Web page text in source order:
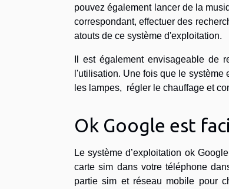
pouvez également lancer de la
correspondant, effectuer des
atouts de ce système d'exploitation.
Il est également envisageable de
l'utilisation. Une fois que le système
les lampes, régler le chauffage et
Ok Google est
Le système d’exploitation ok
carte sim dans votre téléphone
partie sim et réseau mobile pour